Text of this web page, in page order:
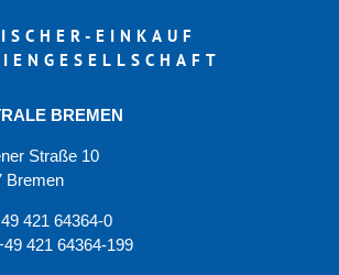
EINKAUF
BREMEN
Straße 10
Bremen
421 64364-0
421 64364-199